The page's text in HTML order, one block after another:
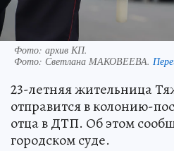
Фото: архив КП.
Фото: Светлана МАКОВЕЕВА.
23-летняя жительница
отправится в колонию-
отца в ДТП. Об этом
городском суде.